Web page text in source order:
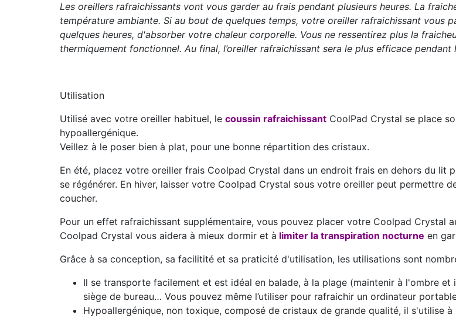
Les oreillers rafraichissants vont vous garder au frais pendant plusieurs heures. La
température ambiante. Si au bout de quelques temps, votre oreiller rafraichissant vous
quelques heures, d'absorber votre chaleur corporelle. Vous ne ressentirez plus la
thermiquement fonctionnel. Au final, l’oreiller rafraichissant sera le plus efficace
Utilisation
Utilisé avec votre oreiller habituel, le coussin rafraichissant CoolPad Crystal se place
hypoallergénique.
Veillez à le poser bien à plat, pour une bonne répartition des cristaux.
En été, placez votre oreiller frais Coolpad Crystal dans un endroit frais en dehors du lit
se régénérer. En hiver, laisser votre Coolpad Crystal sous votre oreiller peut permettre
coucher.
Pour un effet rafraichissant supplémentaire, vous pouvez placer votre Coolpad Crystal
Coolpad Crystal vous aidera à mieux dormir et à limiter la transpiration nocturne en
Grâce à sa conception, sa facilitité et sa praticité d'utilisation, les utilisations sont
Il se transporte facilement et est idéal en balade, à la plage (maintenir à l'ombre
siège de bureau… Vous pouvez même l’utiliser pour rafraichir un ordinateur
Hypoallergénique, non toxique, composé de cristaux de grande qualité, il s'utilise à